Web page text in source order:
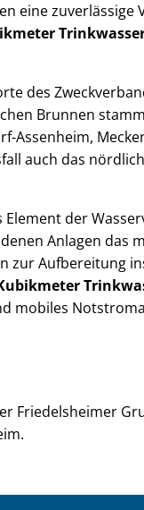
eine
des
Brunnen
auch das
Element der
Anlagen das
Aufbereitung
mobiles
Friedelsheimer